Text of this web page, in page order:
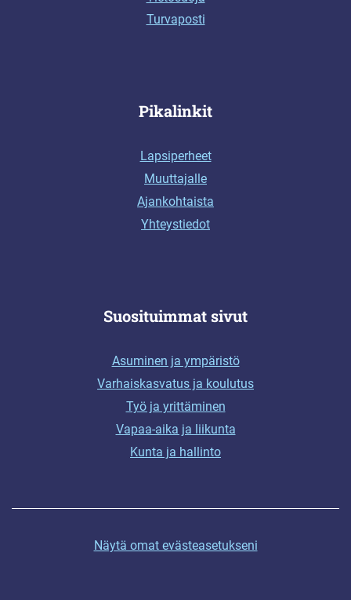
Turvaposti
Pikalinkit
Lapsiperheet
Muuttajalle
Ajankohtaista
Yhteystiedot
Suosituimmat sivut
Asuminen ja ympäristö
Varhaiskasvatus ja koulutus
Työ ja yrittäminen
Vapaa-aika ja liikunta
Kunta ja hallinto
Näytä omat evästeasetukseni